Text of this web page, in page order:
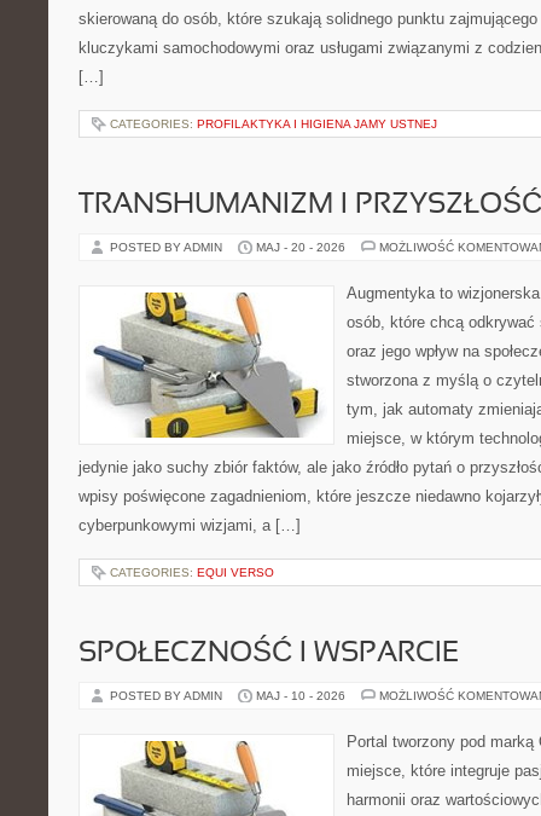
skierowaną do osób, które szukają solidnego punktu
kluczykami samochodowymi oraz usługami związanymi z
[…]
CATEGORIES: PROFILAKTYKA I HIGIENA JAMY USTNEJ
TRANSHUMANIZM I
POSTED BY ADMIN MAJ - 20 - 2026 MOŻLIWOŚĆ
Augmentyka to
osób, które chcą
oraz jego wpływ na
stworzona z myślą o
tym, jak automaty
miejsce, w którym
jedynie jako suchy zbiór faktów, ale jako źródło pytań o
wpisy poświęcone zagadnieniom, które jeszcze niedawno
cyberpunkowymi wizjami, a […]
CATEGORIES: EQUI VERSO
SPOŁECZNOŚĆ I WSPARCIE
POSTED BY ADMIN MAJ - 10 - 2026 MOŻLIWOŚĆ
Portal tworzony pod
miejsce, które integruje
harmonii oraz